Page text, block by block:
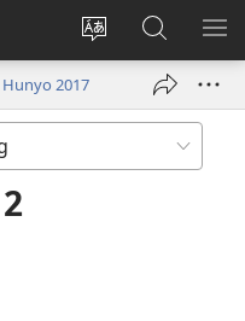
Baguhin
ng
Mag-
log
bubukas
sa
JW.ORG
2017